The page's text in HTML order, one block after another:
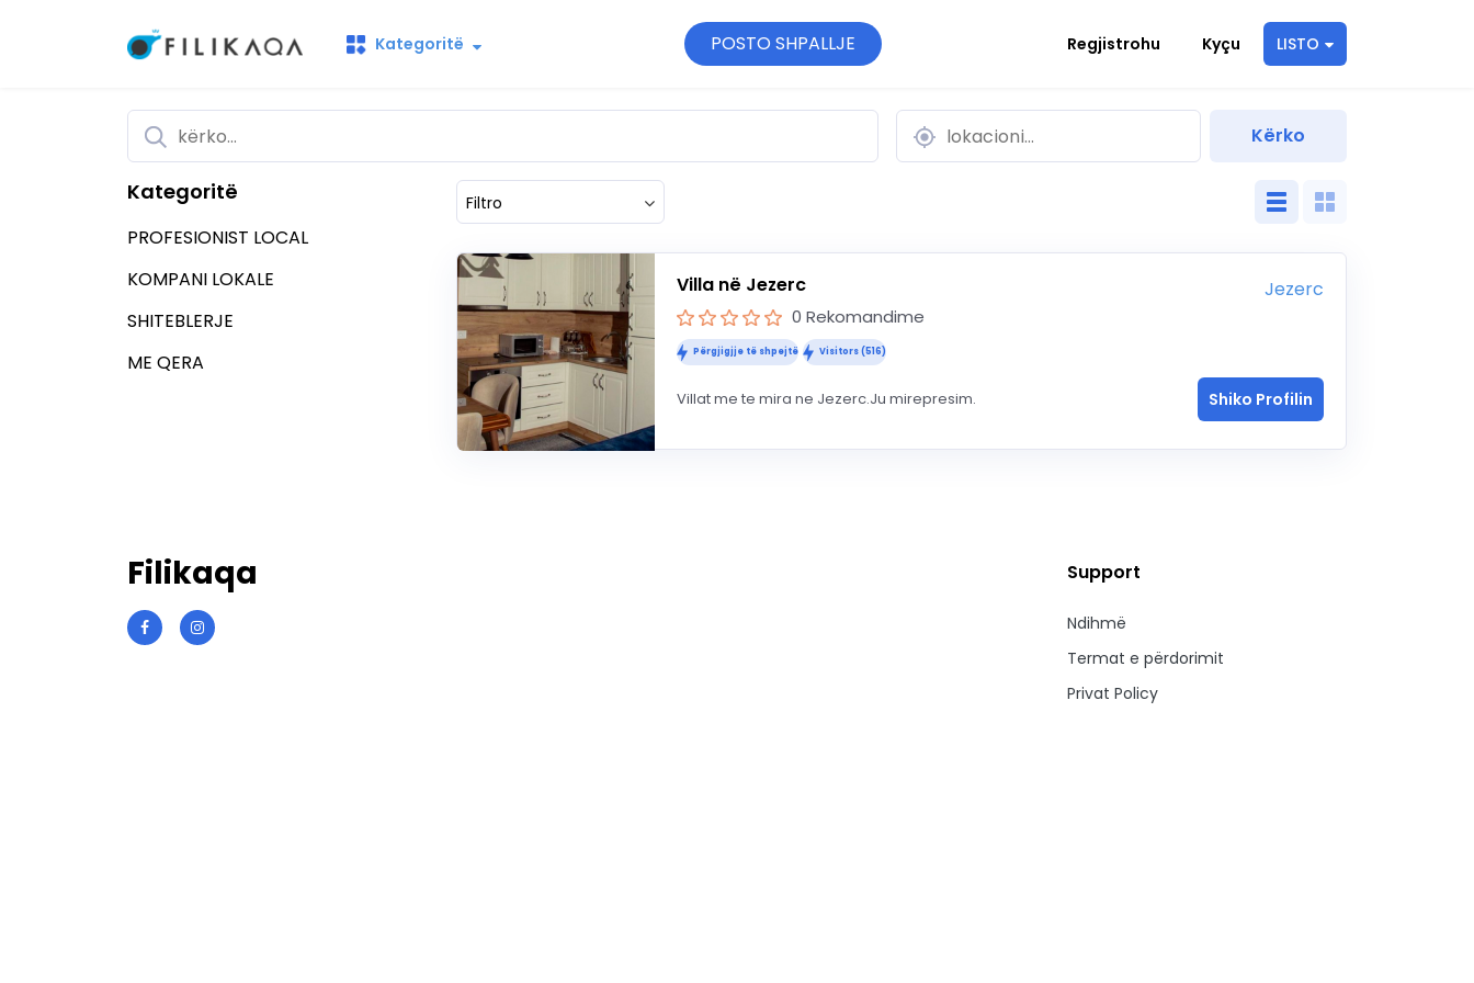
Kategoritë POSTO SHPALLJE Regjistrohu Kyçu LISTO
Kategoritë
PROFESIONIST LOCAL
KOMPANI LOKALE
SHITEBLERJE
ME QERA
Filtro
Villa në Jezerc Jezerc
0 Rekomandime
Përgjigjje të shpejtë Visitors (516)
Villat me te mira ne Jezerc.Ju mirepresim. Shiko Profilin
Filikaqa Support
Ndihmë
Termat e përdorimit
Privat Policy